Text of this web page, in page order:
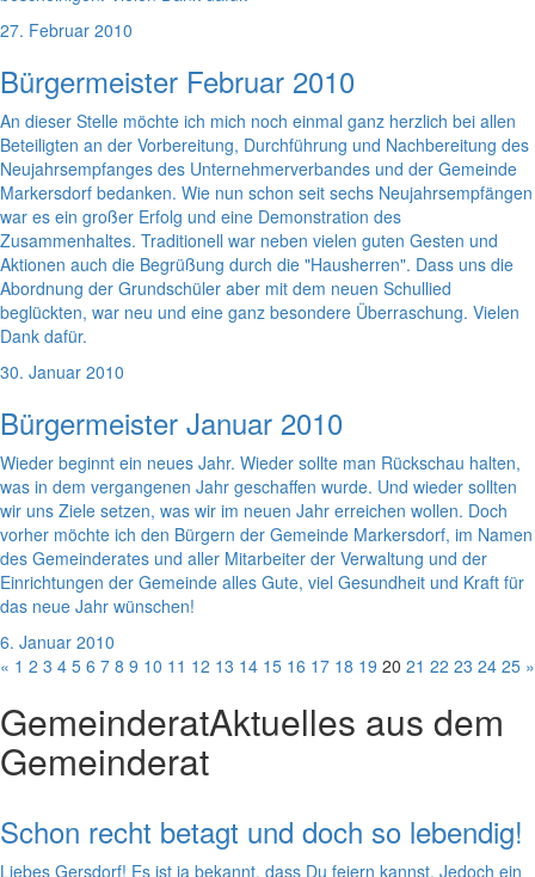
27. Februar 2010
Bürgermeister Februar 2010
An dieser Stelle möchte ich mich noch einmal ganz herzlich bei allen
Beteiligten an der Vorbereitung, Durchführung und Nachbereitung des
Neujahrsempfanges des Unternehmerverbandes und der Gemeinde
Markersdorf bedanken. Wie nun schon seit sechs Neujahrsempfängen
war es ein großer Erfolg und eine Demonstration des
Zusammenhaltes. Traditionell war neben vielen guten Gesten und
Aktionen auch die Begrüßung durch die "Hausherren". Dass uns die
Abordnung der Grundschüler aber mit dem neuen Schullied
beglückten, war neu und eine ganz besondere Überraschung. Vielen
Dank dafür.
30. Januar 2010
Bürgermeister Januar 2010
Wieder beginnt ein neues Jahr. Wieder sollte man Rückschau halten,
was in dem vergangenen Jahr geschaffen wurde. Und wieder sollten
wir uns Ziele setzen, was wir im neuen Jahr erreichen wollen. Doch
vorher möchte ich den Bürgern der Gemeinde Markersdorf, im Namen
des Gemeinderates und aller Mitarbeiter der Verwaltung und der
Einrichtungen der Gemeinde alles Gute, viel Gesundheit und Kraft für
das neue Jahr wünschen!
6. Januar 2010
« 1 2 3 4 5 6 7 8 9 10 11 12 13 14 15 16 17 18 19 20 21 22 23 24 25 »
GemeinderatAktuelles aus dem
Gemeinderat
Schon recht betagt und doch so lebendig!
Liebes Gersdorf! Es ist ja bekannt, dass Du feiern kannst. Jedoch ein